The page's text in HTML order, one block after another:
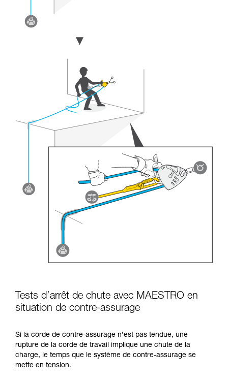
Tests d’arrêt de chute avec MAESTRO en
situation de contre-assurage
Si la corde de contre-assurage n’est pas tendue, une
rupture de la corde de travail implique une chute de la
charge, le temps que le système de contre-assurage se
mette en tension.